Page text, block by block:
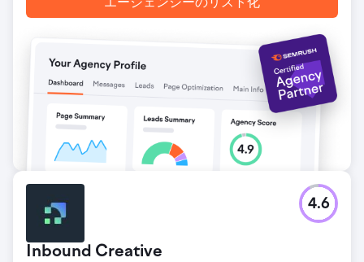
スの立ち上げの新たなベンチマークを設定しました。
エージェンシーページに移動
Inbound Creative
4.6